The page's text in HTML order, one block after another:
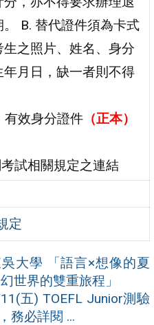
B. 替代證件須為卡式
之照片、姓名、身分
月日，缺一者則不得
有效身分證件 （正本）
試相關規定之連結
定
大學 「語言×想像的夏
世界的雙重旅程」
五) TOEFL Junior測驗
務必詳閱 ...